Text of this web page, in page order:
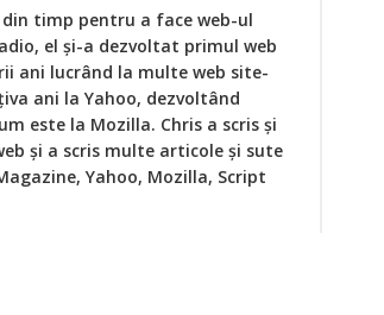
timp pentru a face web-ul
el și-a dezvoltat primul web
ani lucrând la multe web site-
ani la Yahoo, dezvoltând
este la Mozilla. Chris a scris și
și a scris multe articole și sute
Yahoo, Mozilla, Script